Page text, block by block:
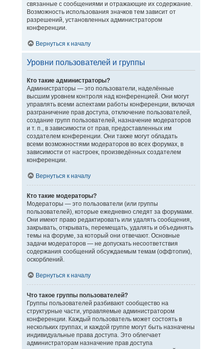
связанные с сообщениями и отражающие их содержание.
Возможность использования значков тем зависит от
разрешений, установленных администратором
конференции.
Вернуться к началу
Уровни пользователей и группы
Кто такие администраторы?
Администраторы — это пользователи, наделённые
высшим уровнем контроля над конференцией. Они могут
управлять всеми аспектами работы конференции, включая
разграничение прав доступа, отключение пользователей,
создание групп пользователей, назначение модераторов
и т. п., в зависимости от прав, предоставленных им
создателем конференции. Они также могут обладать
всеми возможностями модераторов во всех форумах, в
зависимости от настроек, произведённых создателем
конференции.
Вернуться к началу
Кто такие модераторы?
Модераторы — это пользователи (или группы
пользователей), которые ежедневно следят за форумами.
Они имеют право редактировать или удалять сообщения,
закрывать, открывать, перемещать, удалять и объединять
темы на форуме, за который они отвечают. Основные
задачи модераторов — не допускать несоответствия
содержания сообщений обсуждаемым темам (оффтопик),
оскорблений.
Вернуться к началу
Что такое группы пользователей?
Группы пользователей разбивают сообщество на
структурные части, управляемые администратором
конференции. Каждый пользователь может состоять в
нескольких группах, и каждой группе могут быть назначены
индивидуальные права доступа. Это облегчает
администраторам назначение прав доступа